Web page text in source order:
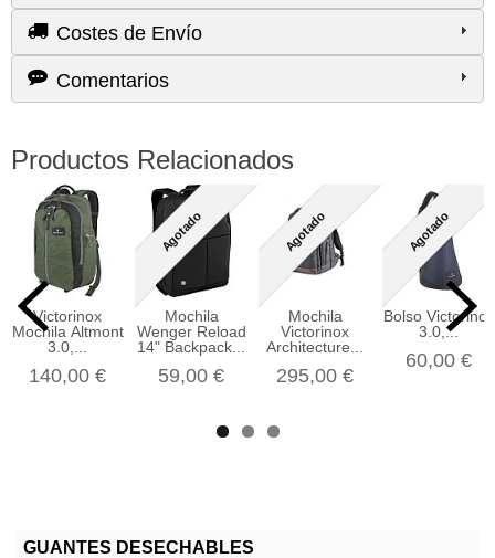
GUANTES DESECHABLES
Costes de Envío
Comentarios
Productos Relacionados
Victorinox
Mochila Altmont
3.0,...
140,00 €
Agotado
Mochila
Wenger Reload
14" Backpack...
59,00 €
Agotado
Mochila
Victorinox
Architecture...
295,00 €
Agotado
Bolso Victorinox
3.0,...
60,00 €